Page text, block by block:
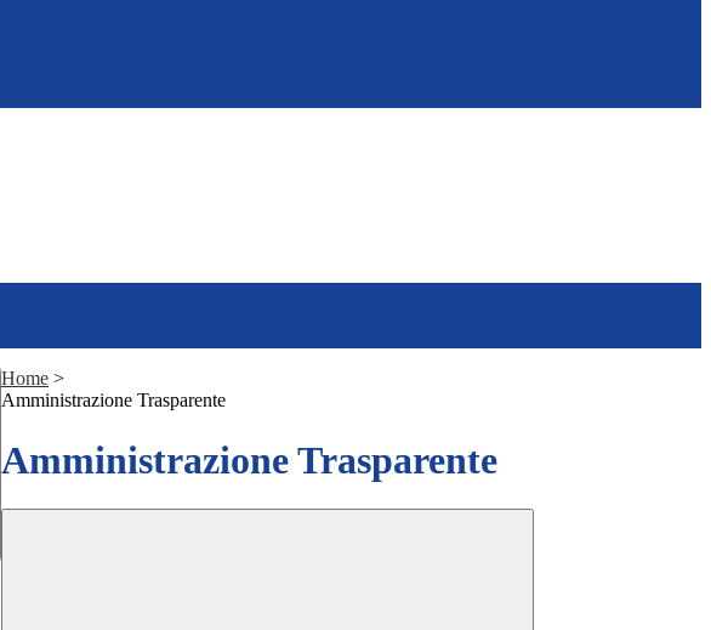
Home >
Amministrazione Trasparente
Amministrazione Trasparente